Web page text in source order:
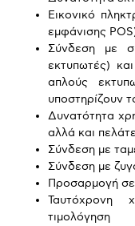
Εικονικό
εμφάνισης
Σύνδεση με
εκτυπωτές)
απλούς
υποστηρίζουν
Δυνατότητα
αλλά και
Σύνδεση με
Σύνδεση με
Προσαρμογή
Ταυτόχρονη
τιμολόγηση